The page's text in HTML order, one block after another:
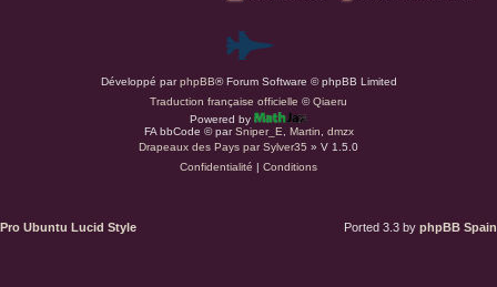
P
a
r
d
Développé parphpBB® Forum Software © phpBB Limited
Traduction française officielle ©Qiaeru
Powered by
FA bbCode ©parSniper_E Martin
dmzx
Drapeaux des Pays par Sylver35 » V 1.5.0
Confidentialité | Conditions
Pro Ubuntu Lucid Style Ported 3.3 by phpBB Spain